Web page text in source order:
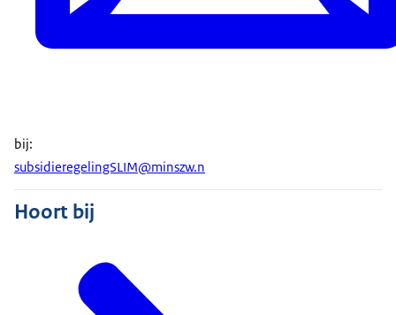
bij:
subsidieregelingSLIM@minszw.n
Hoort bij